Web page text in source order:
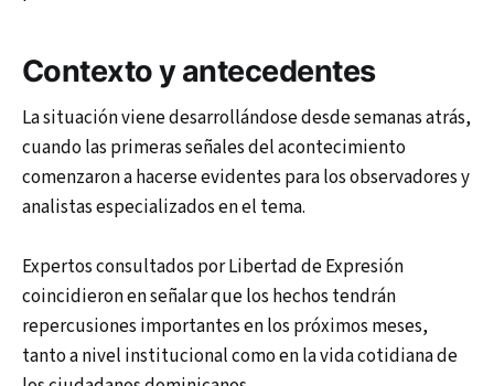
Contexto y antecedentes
La situación viene desarrollándose desde semanas atrás,
cuando las primeras señales del acontecimiento
comenzaron a hacerse evidentes para los observadores y
analistas especializados en el tema.
Expertos consultados por Libertad de Expresión
coincidieron en señalar que los hechos tendrán
repercusiones importantes en los próximos meses,
tanto a nivel institucional como en la vida cotidiana de